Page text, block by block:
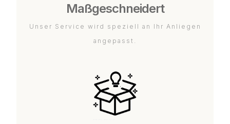
Maßgeschneidert
Unser Service wird speziell an Ihr Anliegen
angepasst.